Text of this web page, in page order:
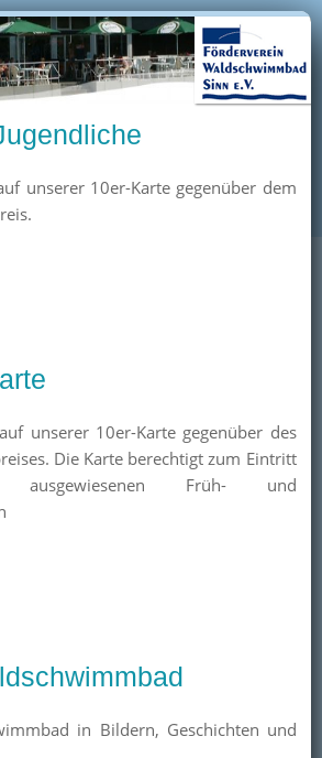
unserer 10er-Karte gegenüber dem
unserer 10er-Karte gegenüber des
Die Karte berechtigt zum Eintritt
Früh- und
in Bildern, Geschichten und